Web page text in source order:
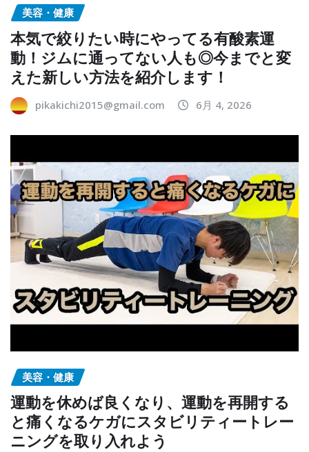
美容・健康
本気で絞りたい時にやってる有酸素運
動！ジムに通ってない人も◎今までと変
えた新しい方法を紹介します！
pikakichi2015@gmail.com 6月 4, 2026
美容・健康
運動を休めば良くなり、運動を再開する
と痛くなるケガにスタビリティートレー
ニングを取り入れよう